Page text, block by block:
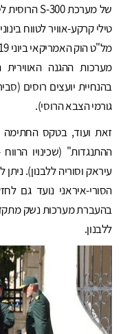
מערכות ההגנה
בהנחיית יועצים רוסים
גורמי הצבא הרוסי).
זאת ועוד, בטקס החתימה
ההתנגדות" (שכינויו
עיראק וסוריה ללבנון).
הסורי-איראני נועד גם
בהעברת מערכות נשק
ללבנון.